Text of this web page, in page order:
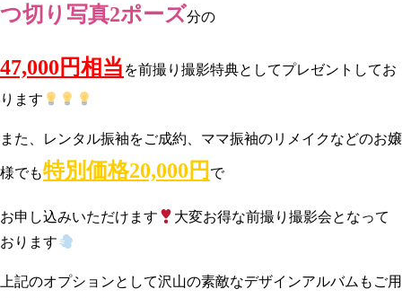
つ切り写真2ポーズ分の
47,000円相当 を前撮り撮影特典としてプレゼントしてお
ります
また、レンタル振袖をご成約、ママ振袖のリメイクなどのお嬢
様でも特別価格20,000円 で
お申し込みいただけます
大変お得な前撮り撮影会となって
おります
上記のオプションとして沢山の素敵なデザインアルバムもご用